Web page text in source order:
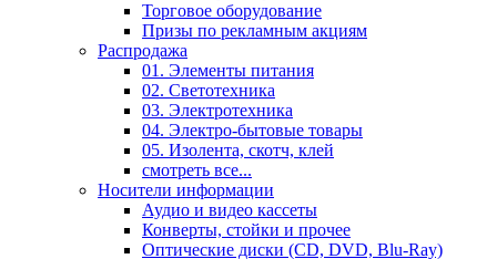
Торговое оборудование
Призы по рекламным акциям
Распродажа
01. Элементы питания
02. Светотехника
03. Электротехника
04. Электро-бытовые товары
05. Изолента, скотч, клей
смотреть все...
Носители информации
Аудио и видео кассеты
Конверты, стойки и прочее
Оптические диски (CD, DVD, Blu-Ray)